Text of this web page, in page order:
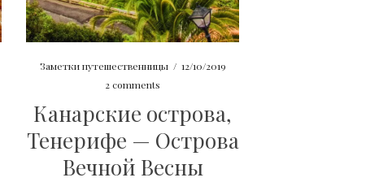
Заметки путешественницы / 12/10/2019
2 comments
Канарские острова,
Тенерифе — Острова
Вечной Весны